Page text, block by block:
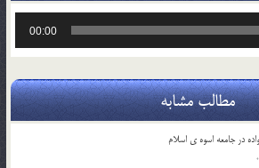
00:00
مطالب مشابه
در جامعه اسوه ي اسلام